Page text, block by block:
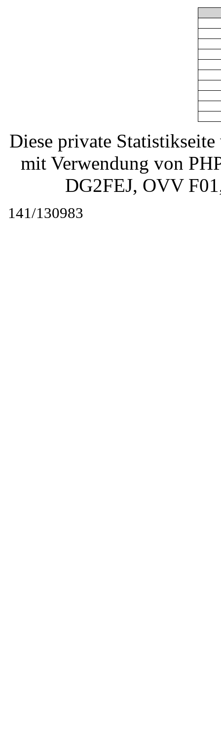
Diese private
mit Verwendung von
DG2FEJ, OVV
141/130983